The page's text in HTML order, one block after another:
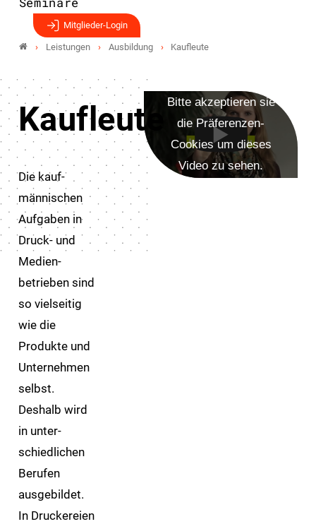
Mitglieder-Login
Leistungen Ausbildung Kaufleute
Kaufleute
Die kauf­
männischen
Aufgaben in
Druck- und
Medien­
betrieben sind
so vielseitig
wie die
Produkte und
Unter­nehmen
selbst.
Deshalb wird
in unter­
schiedlichen
Berufen
ausgebildet.
In Druckereien
Bitte akzeptieren sie
die Präferenzen-
Cookies um dieses
Video zu sehen.